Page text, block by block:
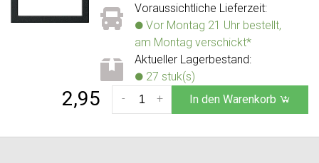
Voraussichtliche Lieferzeit:
Vor Montag 21 Uhr bestellt,
am Montag verschickt*
Aktueller Lagerbestand:
27 stuk(s)
2,95 +
- In den Warenkorb